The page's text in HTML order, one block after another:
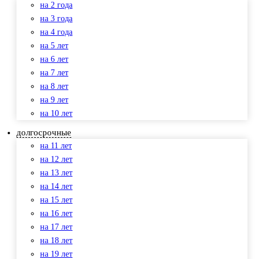
на 2 года
на 3 года
на 4 года
на 5 лет
на 6 лет
на 7 лет
на 8 лет
на 9 лет
на 10 лет
долгосрочные
на 11 лет
на 12 лет
на 13 лет
на 14 лет
на 15 лет
на 16 лет
на 17 лет
на 18 лет
на 19 лет